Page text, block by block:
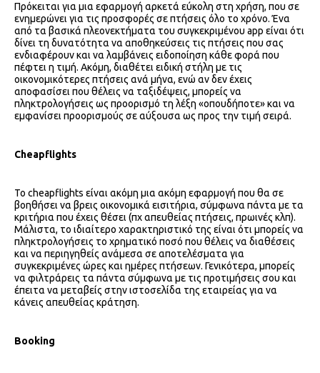
Πρόκειται για μια εφαρμογή αρκετά εύκολη στη χρήση, που σε
ενημερώνει για τις προσφορές σε πτήσεις όλο το χρόνο. Ένα
από τα βασικά πλεονεκτήματα του συγκεκριμένου app είναι ότι
δίνει τη δυνατότητα να αποθηκεύσεις τις πτήσεις που σας
ενδιαφέρουν και να λαμβάνεις ειδοποίηση κάθε φορά που
πέφτει η τιμή. Ακόμη, διαθέτει ειδική στήλη με τις
οικονομικότερες πτήσεις ανά μήνα, ενώ αν δεν έχεις
αποφασίσει που θέλεις να ταξιδέψεις, μπορείς να
πληκτρολογήσεις ως προορισμό τη λέξη «οπουδήποτε» και να
εμφανίσει προορισμούς σε αύξουσα ως προς την τιμή σειρά.
Cheapflights
Το cheapflights είναι ακόμη μια ακόμη εφαρμογή που θα σε
βοηθήσει να βρεις οικονομικά εισιτήρια, σύμφωνα πάντα με τα
κριτήρια που έχεις θέσει (πχ απευθείας πτήσεις, πρωινές κλπ).
Μάλιστα, το ιδιαίτερο χαρακτηριστικό της είναι ότι μπορείς να
πληκτρολογήσεις το χρηματικό ποσό που θέλεις να διαθέσεις
και να περιηγηθείς ανάμεσα σε αποτελέσματα για
συγκεκριμένες ώρες και ημέρες πτήσεων. Γενικότερα, μπορείς
να φιλτράρεις τα πάντα σύμφωνα με τις προτιμήσεις σου και
έπειτα να μεταβείς στην ιστοσελίδα της εταιρείας για να
κάνεις απευθείας κράτηση.
Booking